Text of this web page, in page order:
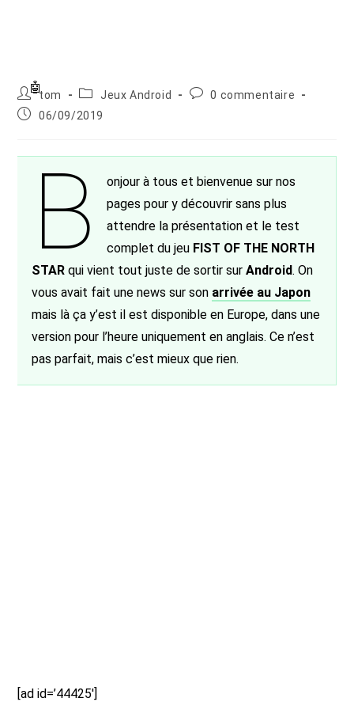
Auteur/autrice
de
la
tom
PostJeux Android
Commentaires
0 commentaire
Publication
06/09/2019
B
onjour à tous et bienvenue sur nos
pages pour y découvrir sans plus
attendre la présentation et le test
complet du jeu FIST OF THE NORTH
STAR qui vient tout juste de sortir surAndroid. On
vous avait fait une news sur son arrivée au Japon
mais là ça y’est il est disponible en Europe, dans une
version pour l’heure uniquement en anglais. Ce n’est
pas parfait, mais c’est mieux que rien.
[ad id=’44425′]